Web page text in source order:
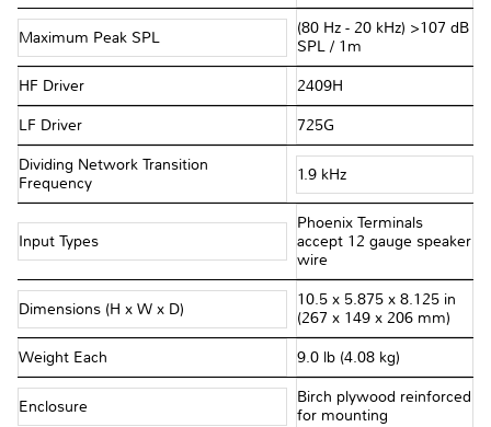
Maximum Peak SPL
(80 Hz - 20 kHz) >107 dB
SPL / 1m
HF Driver 2409H
LF Driver 725G
Dividing Network Transition
Frequency
1.9 kHz
Input Types
Phoenix Terminals
accept 12 gauge speaker
wire
Dimensions (H x W x D)
10.5 x 5.875 x 8.125 in
(267 x 149 x 206 mm)
Weight Each 9.0 lb (4.08 kg)
Enclosure
Birch plywood reinforced
for mounting